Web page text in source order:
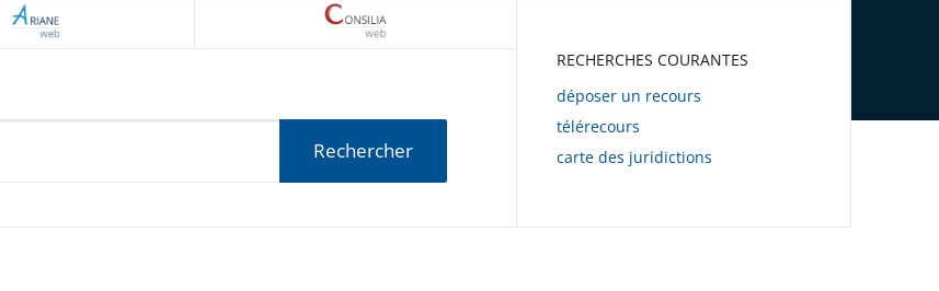
ARIANEWEB
Rechercher
RECHERCHES COURANTES
déposer un recours
télérecours
carte des juridictions